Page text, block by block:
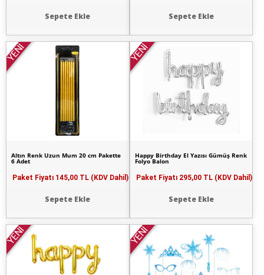
Sepete Ekle Sepete Ekle
YENİ
Altın Renk Uzun Mum 20 cm Pakette
6 Adet
Paket Fiyatı 145,00 TL (KDV Dahil)
Sepete Ekle
YENİ
Happy Birthday El Yazısı Gümüş Renk
Folyo Balon
Paket Fiyatı 295,00 TL (KDV Dahil)
Sepete Ekle
YENİ YENİ